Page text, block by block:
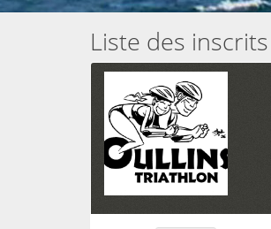
Liste des inscrits